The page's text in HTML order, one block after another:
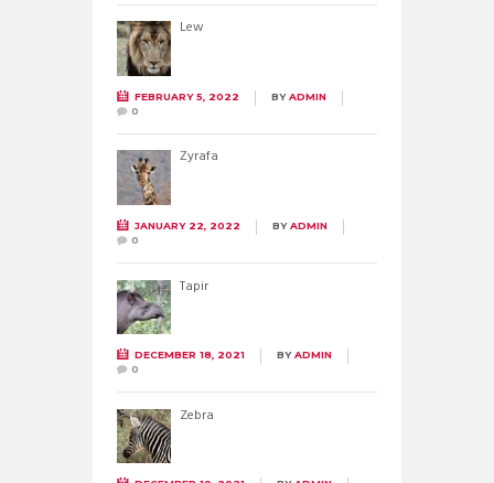
Lew
FEBRUARY 5, 2022 BYADMIN
0
Żyrafa
JANUARY 22, 2022 BYADMIN
0
Tapir
DECEMBER 18, 2021 BYADMIN
0
Zebra